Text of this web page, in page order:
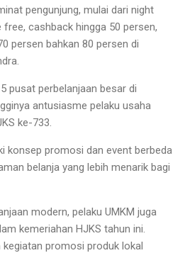
pengunjung, mulai dari night
cashback hingga 50 persen,
persen bahkan 80 persen di
pusat perbelanjaan besar di
antusiasme pelaku usaha
ke-733.
konsep promosi dan event berbeda
belanja yang lebih menarik bagi
modern, pelaku UMKM juga
kemeriahan HJKS tahun ini.
kegiatan promosi produk lokal